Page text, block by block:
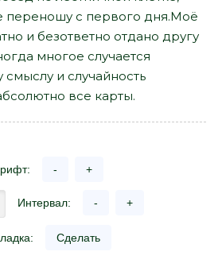
переношу с первого дня.Моё
и безответно отдано другу
многое случается
и случайность
все карты.
- +
Интервал: - +
Сделать